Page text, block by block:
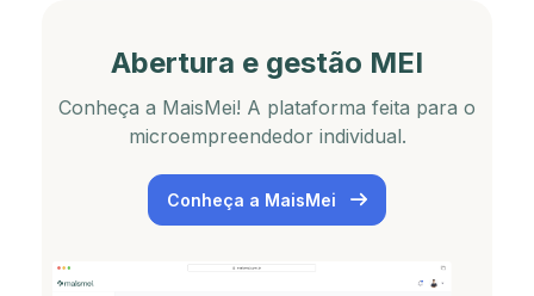
Abertura e gestão MEI
Conheça a MaisMei! A plataforma feita para o
microempreendedor individual.
Conheça a MaisMei